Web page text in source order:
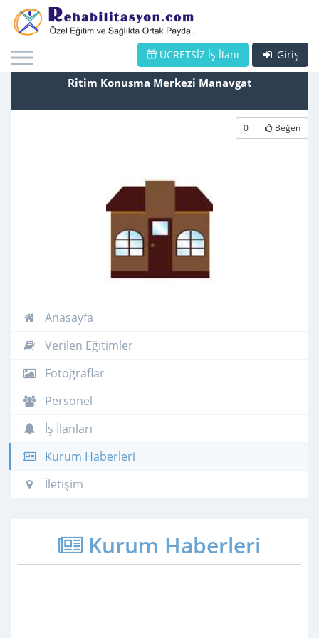
Giriş
ÜCRETSİZ İş İlanı
Ritim Konusma Merkezi Manavgat
0 Beğen
Anasayfa
Verilen Eğitimler
Fotoğraflar
Personel
İş İlanları
Kurum Haberleri
İletişim
Kurum Haberleri